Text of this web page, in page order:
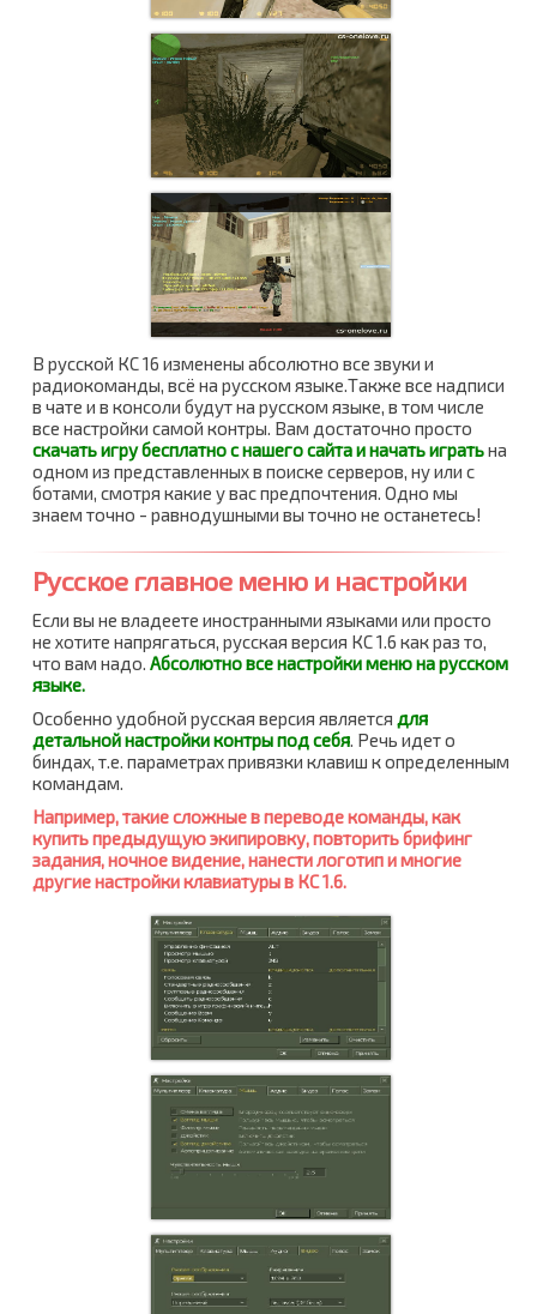
В русской КС 16 изменены абсолютно все звуки и
радиокоманды, всё на русском языке.Также все надписи
в чате и в консоли будут на русском языке, в том числе
все настройки самой контры. Вам достаточно просто
скачать игру бесплатно с нашего сайта и начать игратьна
одном из представленных в поиске серверов, ну или с
ботами, смотря какие у вас предпочтения. Одно мы
знаем точно - равнодушными вы точно не останетесь!
Русское главное меню и настройки
Если вы не владеете иностранными языками или просто
не хотите напрягаться, русская версия КС 1.6 как раз то,
что вам надо. Абсолютно все настройки меню на русском
языке.
Особенно удобной русская версия является для
детальной настройки контры под себя. Речь идет о
биндах, т.е. параметрах привязки клавиш к определенным
командам.
Например, такие сложные в переводе команды, как
купить предыдущую экипировку, повторить брифинг
задания, ночное видение, нанести логотип и многие
другие настройки клавиатуры в КС 1.6.